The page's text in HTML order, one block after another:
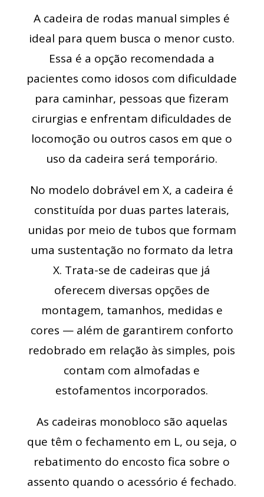
A cadeira de rodas manual simples é
ideal para quem busca o menor custo.
Essa é a opção recomendada a
pacientes como idosos com dificuldade
para caminhar, pessoas que fizeram
cirurgias e enfrentam dificuldades de
locomoção ou outros casos em que o
uso da cadeira será temporário.
No modelo dobrável em X, a cadeira é
constituída por duas partes laterais,
unidas por meio de tubos que formam
uma sustentação no formato da letra
X. Trata-se de cadeiras que já
oferecem diversas opções de
montagem, tamanhos, medidas e
cores — além de garantirem conforto
redobrado em relação às simples, pois
contam com almofadas e
estofamentos incorporados.
As cadeiras monobloco são aquelas
que têm o fechamento em L, ou seja, o
rebatimento do encosto fica sobre o
assento quando o acessório é fechado.